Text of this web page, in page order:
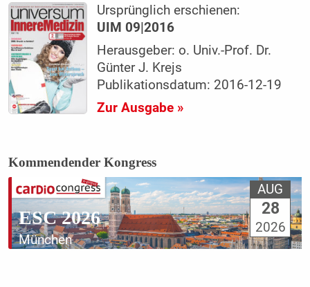
Ursprünglich erschienen:
UIM 09|2016
Herausgeber: o. Univ.-Prof. Dr.
Günter J. Krejs
Publikationsdatum: 2016-12-19
Zur Ausgabe »
Kommendender Kongress
ESC 2026
München
AUG
28
2026